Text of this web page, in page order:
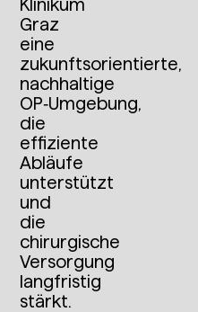
Klinikum
Graz
eine
zukunftsorientierte,
nachhaltige
OP‑Umgebung,
die
effiziente
Abläufe
unterstützt
und
die
chirurgische
Versorgung
langfristig
stärkt.